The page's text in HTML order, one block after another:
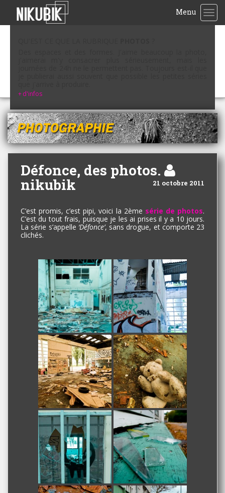
Menu
+d'infos
Défonce, des photos.
21 octobre 2011
nikubik
C’est promis, c’est pipi, voici la 2ème série de photos.
C’est du tout frais, puisque je les ai prises il y a 10 jours.
La série s’appelle ‘Défonce’, sans drogue, et comporte 23
clichés.